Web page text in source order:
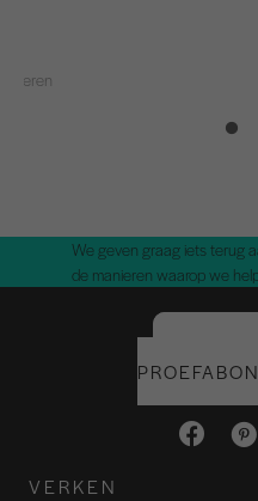
leren
We geven graag iets terug
de manieren waarop we
VERKEN